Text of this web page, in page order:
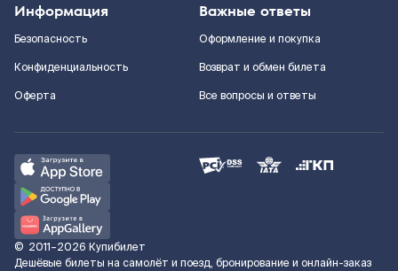
Информация
Безопасность
Конфиденциальность
Оферта
Важные ответы
Оформление и покупка
Возврат и обмен билета
Все вопросы и ответы
© 2011–2026 Купибилет
Дешёвые билеты на самолёт и поезд, бронирование и онлайн-заказ